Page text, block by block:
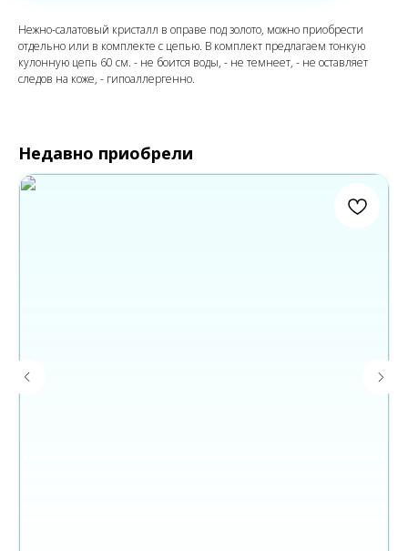
Нежно-салатовый кристалл в оправе под золото, можно приобрести
отдельно или в комплекте с цепью. В комплект предлагаем тонкую
кулонную цепь 60 см. - не боится воды, - не темнеет, - не оставляет
следов на коже, - гипоаллергенно.
Недавно приобрели